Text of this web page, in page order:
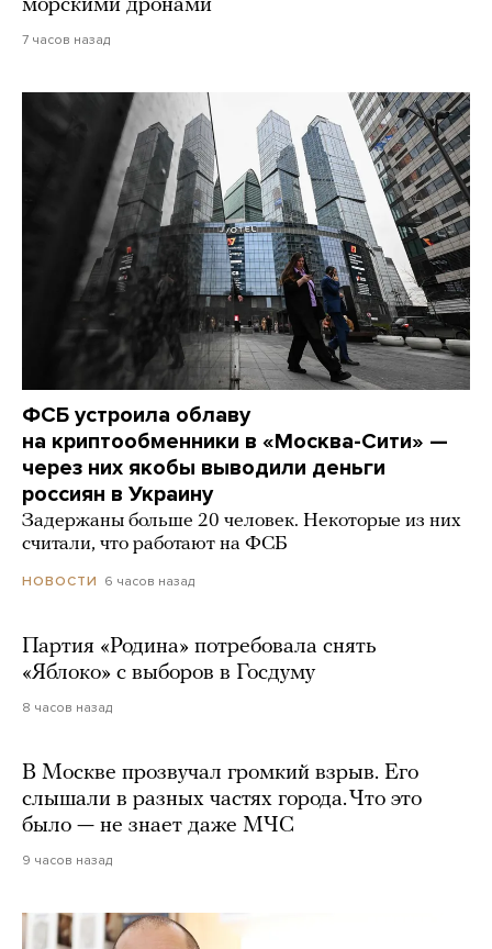
морскими дронами
7 часов назад
ФСБ устроила облаву
на криптообменники в «Москва-Сити» —
через них якобы выводили деньги
россиян в Украину
Задержаны больше 20 человек. Некоторые из них
считали, что работают на ФСБ
НОВОСТИ 6 часов назад
Партия «Родина» потребовала снять
«Яблоко» с выборов в Госдуму
8 часов назад
В Москве прозвучал громкий взрыв. Его
слышали в разных частях города. Что это
было — не знает даже МЧС
9 часов назад